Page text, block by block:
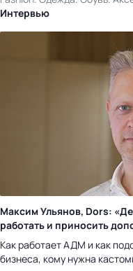
Интервью
Максим Ульянов, Dors:
работать и приносить
Как работает АДМ и как
бизнеса, кому нужна